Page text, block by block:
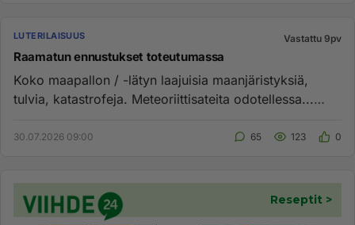
LUTERILAISUUS Vastattu 9pv
Raamatun ennustukset toteutumassa
Koko maapallon / -lätyn laajuisia maanjäristyksiä,
tulvia, katastrofeja. Meteoriittisateita odotellessa...
30.07.2026 09:00 65 123 0